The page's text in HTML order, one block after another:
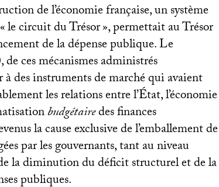
de l’économie française, un système
le circuit du Trésor», permettait au Trésor
de la dépense publique. Le
ces mécanismes administrés
des instruments de marché qui avaient
les relations entre l’État, l’économie
budgétairedes finances
la cause exclusive de l’emballement de
par les gouvernants, tant au niveau
la diminution du déficit structurel et de la
publiques.